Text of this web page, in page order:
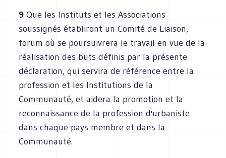
9Que les Instituts et les Associations
soussignés établiront un Comité de Liaison,
forum où se poursuivrera le travail en vue de la
réalisation des buts définis par la présente
déclaration, qui servira de référence entre la
profession et les Institutions de la
Communauté, et aidera la promotion et la
reconnaissance de la profession d'urbaniste
dans chaque pays membre et dans la
Communauté.